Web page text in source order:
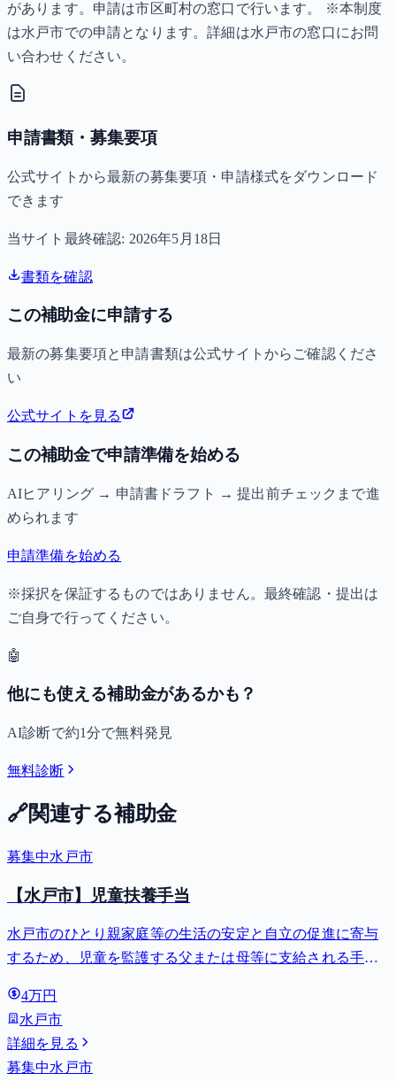
があります。申請は市区町村の窓口で行います。 ※本制度
は水戸市での申請となります。詳細は水戸市の窓口にお問
い合わせください。
申請書類・募集要項
公式サイトから最新の募集要項・申請様式をダウンロード
できます
当サイト最終確認: 2026年5月18日
書類を確認
この補助金に申請する
最新の募集要項と申請書類は公式サイトからご確認くださ
い
公式サイトを見る
この補助金で申請準備を始める
AIヒアリング → 申請書ドラフト → 提出前チェックまで進
められます
申請準備を始める
※採択を保証するものではありません。最終確認・提出は
ご自身で行ってください。
🤖
他にも使える補助金があるかも？
AI診断で約1分で無料発見
無料診断
🔗関連する補助金
募集中水戸市
【水戸市】児童扶養手当
水戸市のひとり親家庭等の生活の安定と自立の促進に寄与
するため、児童を監護する父または母等に支給される手
4万円
水戸市
詳細を見る
募集中水戸市